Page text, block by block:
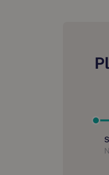
In Pendorp draait
strook. Perfect voor een